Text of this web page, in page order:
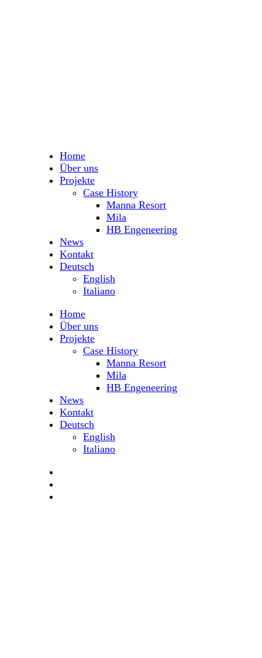
Home
Über uns
Projekte
Case History
Manna Resort
Mila
HB Engeneering
News
Kontakt
Deutsch
English
Italiano
Home
Über uns
Projekte
Case History
Manna Resort
Mila
HB Engeneering
News
Kontakt
Deutsch
English
Italiano